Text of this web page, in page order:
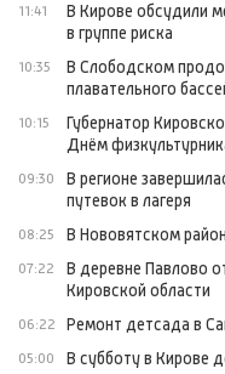
11:41
В Кирове обсудили
в группе риска
10:35
В Слободском
плавательного
10:15
Губернатор
Днём
09:30
В регионе
путевок в лагеря
08:25 В Нововятском
07:22
В деревне Павлово
Кировской области
06:22 Ремонт детсада в
05:00 В субботу в Кирове